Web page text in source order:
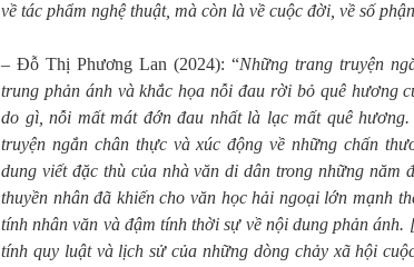
về tác phẩm nghệ thuật, mà còn là về cuộc đời, về số
– Đỗ Thị Phương Lan (2024): “Những trang truyện
trung phản ánh và khắc họa nỗi đau rời bỏ quê hương
do gì, nỗi mất mát đớn đau nhất là lạc mất quê
truyện ngắn chân thực và xúc động về những chấn
dung viết đặc thù của nhà văn di dân trong những năm
thuyền nhân đã khiến cho văn học hải ngoại lớn mạnh
tính nhân văn và đậm tính thời sự về nội dung phản
tính quy luật và lịch sử của những dòng chảy xã hội